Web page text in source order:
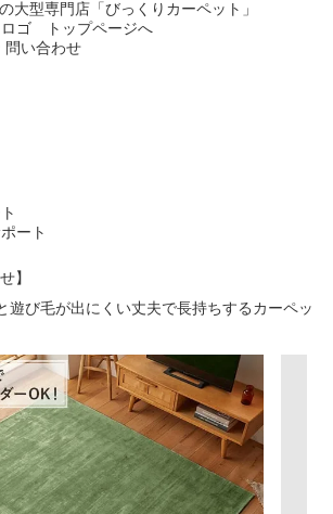
大型専門店「びっくりカーペット」
問い合わせ
ート
】
遊び毛が出にくい丈夫で長持ちするカーペッ